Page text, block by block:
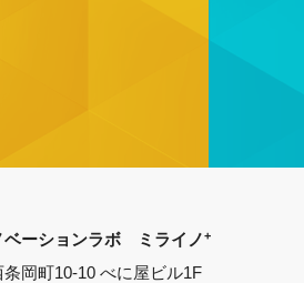
ベーションラボ ミライノ+
岡町10-10 べに屋ビル1F